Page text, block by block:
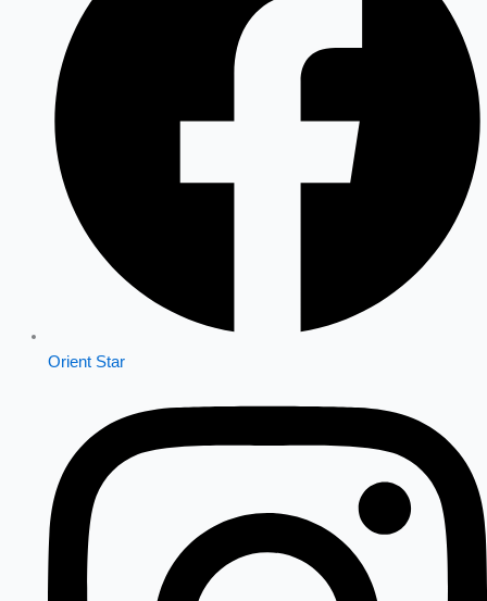
Orient Star